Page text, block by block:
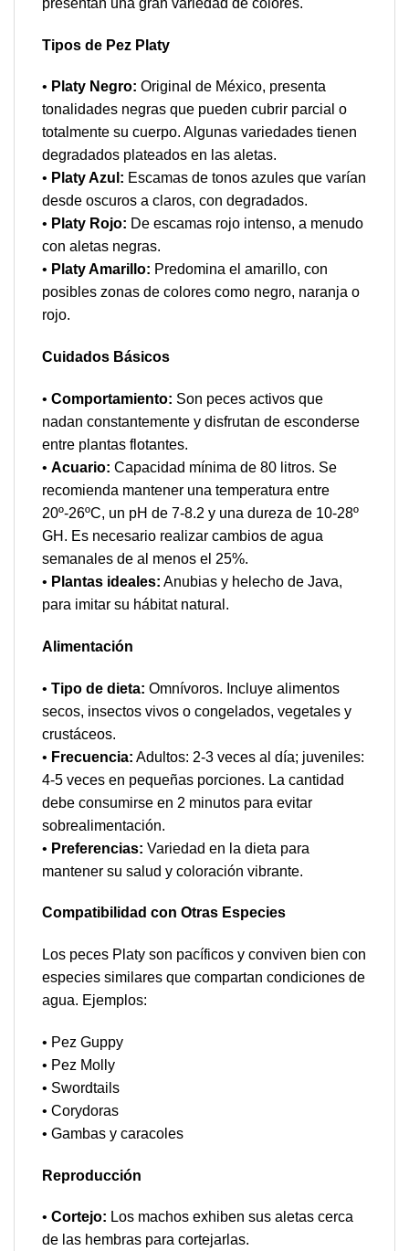
Tipos de Pez Platy
• Platy Negro: Original de México, presenta
tonalidades negras que pueden cubrir parcial o
totalmente su cuerpo. Algunas variedades tienen
degradados plateados en las aletas.
• Platy Azul: Escamas de tonos azules que varían
desde oscuros a claros, con degradados.
• Platy Rojo: De escamas rojo intenso, a menudo
con aletas negras.
• Platy Amarillo: Predomina el amarillo, con
posibles zonas de colores como negro, naranja o
rojo.
Cuidados Básicos
• Comportamiento: Son peces activos que
nadan constantemente y disfrutan de esconderse
entre plantas flotantes.
• Acuario: Capacidad mínima de 80 litros. Se
recomienda mantener una temperatura entre
20º-26ºC, un pH de 7-8.2 y una dureza de 10-28º
GH. Es necesario realizar cambios de agua
semanales de al menos el 25%.
• Plantas ideales: Anubias y helecho de Java,
para imitar su hábitat natural.
Alimentación
• Tipo de dieta: Omnívoros. Incluye alimentos
secos, insectos vivos o congelados, vegetales y
crustáceos.
• Frecuencia: Adultos: 2-3 veces al día; juveniles:
4-5 veces en pequeñas porciones. La cantidad
debe consumirse en 2 minutos para evitar
sobrealimentación.
• Preferencias: Variedad en la dieta para
mantener su salud y coloración vibrante.
Compatibilidad con Otras Especies
Los peces Platy son pacíficos y conviven bien con
especies similares que compartan condiciones de
agua. Ejemplos:
• Pez Guppy
• Pez Molly
• Swordtails
• Corydoras
• Gambas y caracoles
Reproducción
• Cortejo: Los machos exhiben sus aletas cerca
de las hembras para cortejarlas.